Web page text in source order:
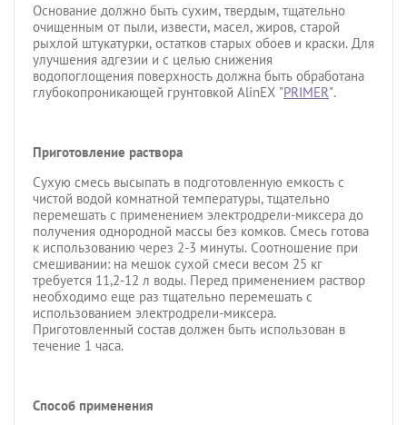
Основание должно быть сухим, твердым, тщательно
очищенным от пыли, извести, масел, жиров, старой
рыхлой штукатурки, остатков старых обоев и краски. Для
улучшения адгезии и с целью снижения
водопоглощения поверхность должна быть обработана
глубокопроникающей грунтовкой AlinEX "PRIMER".
Приготовление раствора
Сухую смесь высыпать в подготовленную емкость с
чистой водой комнатной температуры, тщательно
перемешать с применением электродрели-миксера до
получения однородной массы без комков. Смесь готова
к использованию через 2-3 минуты. Соотношение при
смешивании: на мешок сухой смеси весом 25 кг
требуется 11,2-12 л воды. Перед применением раствор
необходимо еще раз тщательно перемешать с
использованием электродрели-миксера.
Приготовленный состав должен быть использован в
течение 1 часа.
Способ применения